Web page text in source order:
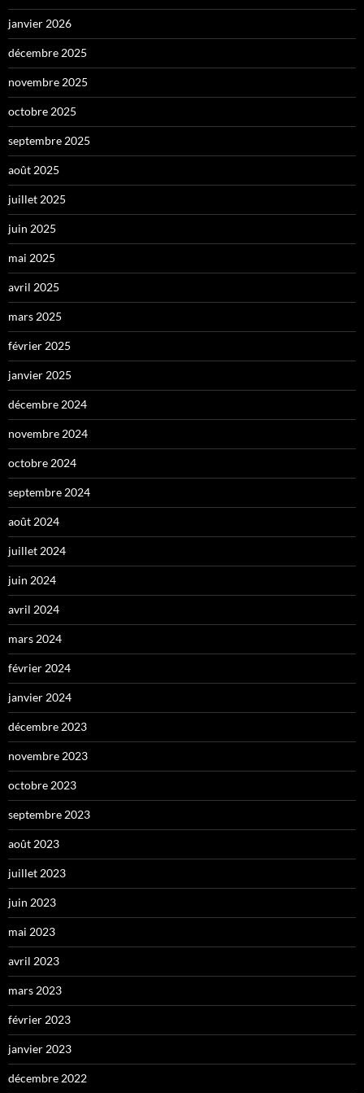
janvier 2026
décembre 2025
novembre 2025
octobre 2025
septembre 2025
août 2025
juillet 2025
juin 2025
mai 2025
avril 2025
mars 2025
février 2025
janvier 2025
décembre 2024
novembre 2024
octobre 2024
septembre 2024
août 2024
juillet 2024
juin 2024
avril 2024
mars 2024
février 2024
janvier 2024
décembre 2023
novembre 2023
octobre 2023
septembre 2023
août 2023
juillet 2023
juin 2023
mai 2023
avril 2023
mars 2023
février 2023
janvier 2023
décembre 2022